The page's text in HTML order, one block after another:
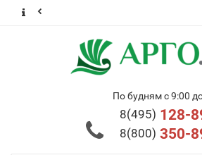
По будням с 9:00
8(495) 128-
8(800) 350-